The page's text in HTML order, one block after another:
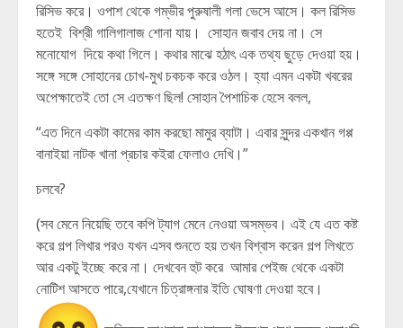
রিসিভ করে। ওপাশ থেকে গম্ভীর পুরুষালী গলা ভেসে আসে। কল রিসিভ
হতেই বিশ্রী গালিগালাজ শোনা যায়। সোহান জবাব দেয় না। সে
মনোযোগ দিয়ে কথা গিলে। কথার মাঝে হঠাৎ এক তথ্য ছুড়ে দেওয়া হয়।
সঙ্গে সঙ্গে সোহানের চোখ-মুখ চকচক করে ওঠল। হ্যা এমন একটা খবরের
অপেক্ষাতেই তো সে এতক্ষণ ছিল! সোহান পৈশাচিক হেসে বলল,
“এত দিনে একটা কামের কাম করছো মামুর ব্যাটা। এবার সুন্দর একখান গপ্প
বানাইয়া নাটক খানা প্রচার কইরা ফেলাও দেখি।”
চলবে?
(সব মেনে নিয়েছি তবে কপি ট্যাগ মেনে নেওয়া অসম্ভব। এই যে এত কষ্ট
করে গল্প লিখার পরও যখন এসব শুনতে হয় তখন বিশ্বাস করেন গল্প লিখতে
আর একটু ইচ্ছে করে না। দেখবেন হুট করে আমার পেইজ থেকে একটা
নোটিশ আসতে পারে,যেখানে চিত্রাঙ্গনার ইতি ঘোষণা দেওয়া হবে।